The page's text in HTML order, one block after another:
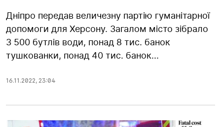
Дніпро передав величезну партію гуманітарної
допомоги для Херсону. Загалом місто зібрало
3 500 бутлів води, понад 8 тис. банок
тушкованки, понад 40 тис. банок...
16.11.2022, 23:04